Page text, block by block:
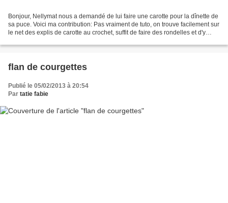
Bonjour, Nellymat nous a demandé de lui faire une carotte pour la dînette de
sa puce. Voici ma contribution: Pas vraiment de tuto, on trouve facilement sur
le net des explis de carotte au crochet, suffit de faire des rondelles et d'y
flan de courgettes
Publié le 05/02/2013 à 20:54
Par tatie fabie